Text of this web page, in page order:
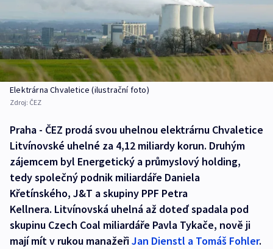
Elektrárna Chvaletice (ilustrační foto)
Zdroj: ČEZ
Praha - ČEZ prodá svou uhelnou elektrárnu Chvaletice
Litvínovské uhelné za 4,12 miliardy korun. Druhým
zájemcem byl Energetický a průmyslový holding,
tedy společný podnik miliardáře Daniela
Křetínského, J&T a skupiny PPF Petra
Kellnera. Litvínovská uhelná až doteď spadala pod
skupinu Czech Coal miliardáře Pavla Tykače, nově ji
mají mít v rukou manažeřiJan Dienstl a Tomáš Fohler.